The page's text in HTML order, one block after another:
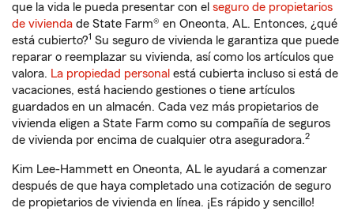
que la vida le pueda presentar con el seguro de propietarios
de vivienda de State Farm® en Oneonta, AL. Entonces, ¿qué
está cubierto?1 Su seguro de vivienda le garantiza que puede
reparar o reemplazar su vivienda, así como los artículos que
valora. La propiedad personal está cubierta incluso si está de
vacaciones, está haciendo gestiones o tiene artículos
guardados en un almacén. Cada vez más propietarios de
vivienda eligen a State Farm como su compañía de seguros
de vivienda por encima de cualquier otra aseguradora.2
Kim Lee-Hammett en Oneonta, AL le ayudará a comenzar
después de que haya completado una cotización de seguro
de propietarios de vivienda en línea. ¡Es rápido y sencillo!